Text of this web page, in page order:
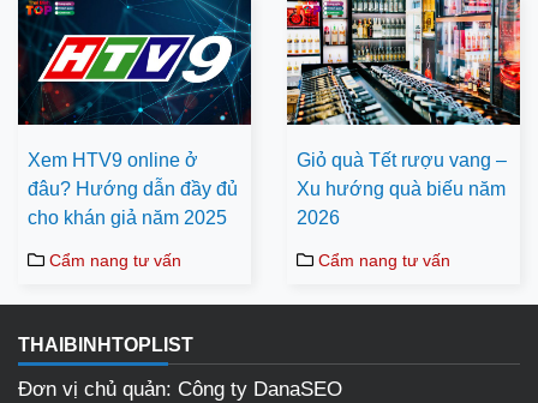
Xem HTV9 online ở
đâu? Hướng dẫn đầy đủ
cho khán giả năm 2025
Cẩm nang tư vấn
Giỏ quà Tết rượu vang –
Xu hướng quà biếu năm
2026
Cẩm nang tư vấn
THAIBINHTOPLIST
Đơn vị chủ quản: Công ty DanaSEO